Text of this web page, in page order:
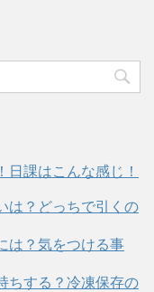
日課はこんな感じ！
は？どっちで引くの
は？気をつける事
ちする？冷凍保存の